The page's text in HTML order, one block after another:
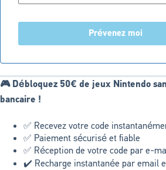
Prévenez moi
🎮 Débloquez 50€ de jeux Nintendo
bancaire !
✅ Recevez votre code
✅ Paiement sécurisé et fiable
✅ Réception de votre code par e-
✔️ Recharge instantanée par email